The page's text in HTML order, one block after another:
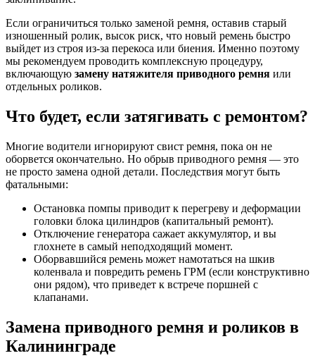
Если ограничиться только заменой ремня, оставив старый
изношенный ролик, высок риск, что новый ремень быстро
выйдет из строя из-за перекоса или биения. Именно поэтому
мы рекомендуем проводить комплексную процедуру,
включающую замену натяжителя приводного ремня или
отдельных роликов.
Что будет, если затягивать с ремонтом?
Многие водители игнорируют свист ремня, пока он не
оборвется окончательно. Но обрыв приводного ремня — это
не просто замена одной детали. Последствия могут быть
фатальными:
Остановка помпы приводит к перегреву и деформации
головки блока цилиндров (капитальный ремонт).
Отключение генератора сажает аккумулятор, и вы
глохнете в самый неподходящий момент.
Оборвавшийся ремень может намотаться на шкив
коленвала и повредить ремень ГРМ (если конструктивно
они рядом), что приведет к встрече поршней с
клапанами.
Замена приводного ремня и роликов в
Калининграде